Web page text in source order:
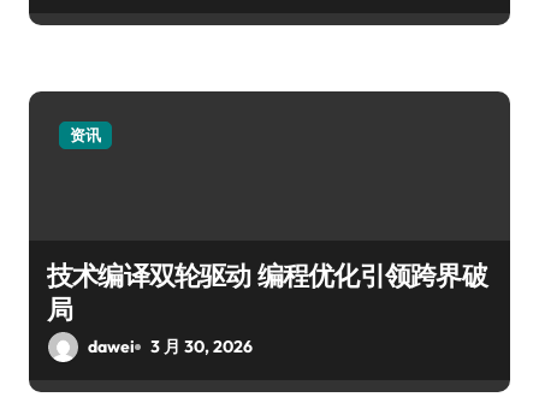
资讯
技术编译双轮驱动 编程优化引领跨界破
局
dawei 3 月 30, 2026